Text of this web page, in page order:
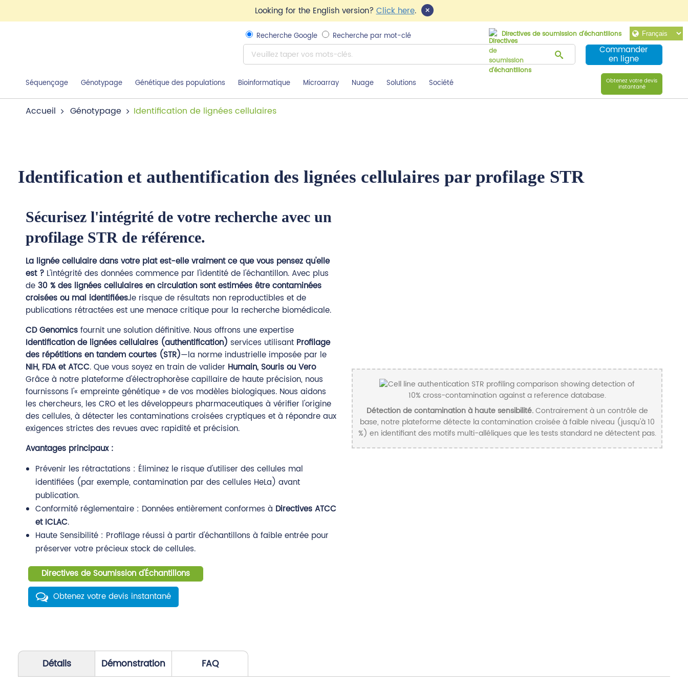
Looking for the English version?Click here. ×
Directives de soumission d'échantillons
Recherche Google Recherche par mot-clé
Commander
en ligne
Séquençage Génotypage Génétique des populations Bioinformatique Microarray Nuage Solutions Société Obtenez votre devis
instantané
Accueil Génotypage Identification de lignées cellulaires
Identification et authentification des lignées cellulaires par profilage STR
Sécurisez l'intégrité de votre recherche avec un
profilage STR de référence.
La lignée cellulaire dans votre plat est-elle vraiment ce que vous pensez qu'elle
est ? L'intégrité des données commence par l'identité de l'échantillon. Avec plus
de 30 % des lignées cellulaires en circulation sont estimées être contaminées
croisées ou mal identifiées.le risque de résultats non reproductibles et de
publications rétractées est une menace critique pour la recherche biomédicale.
CD Genomics fournit une solution définitive. Nous offrons une expertise
Identification de lignées cellulaires (authentification) services utilisant Profilage
des répétitions en tandem courtes (STR)—la norme industrielle imposée par le
NIH, FDA et ATCC. Que vous soyez en train de valider Humain, Souris ou Vero
Grâce à notre plateforme d'électrophorèse capillaire de haute précision, nous
fournissons l'« empreinte génétique » de vos modèles biologiques. Nous aidons
les chercheurs, les CRO et les développeurs pharmaceutiques à vérifier l'origine
des cellules, à détecter les contaminations croisées cryptiques et à répondre aux
exigences strictes des revues avec rapidité et précision.
Avantages principaux :
Prévenir les rétractations : Éliminez le risque d'utiliser des cellules mal
identifiées (par exemple, contamination par des cellules HeLa) avant
publication.
Conformité réglementaire : Données entièrement conformes à Directives ATCC
et ICLAC.
Haute Sensibilité : Profilage réussi à partir d'échantillons à faible entrée pour
préserver votre précieux stock de cellules.
Directives de Soumission d'Échantillons
Obtenez votre devis instantané
Détection de contamination à haute sensibilité.Contrairement à un contrôle de
base, notre plateforme détecte la contamination croisée à faible niveau (jusqu'à 10
%) en identifiant des motifs multi-alléliques que les tests standard ne détectent pas.
Détails Démonstration FAQ